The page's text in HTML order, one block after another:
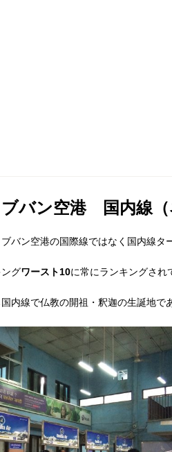
バン空港 国内線
バン空港の国際線ではなく国内線タ
グワースト10に常にランキングされ
内線で仏教の開祖・釈迦の生誕地で